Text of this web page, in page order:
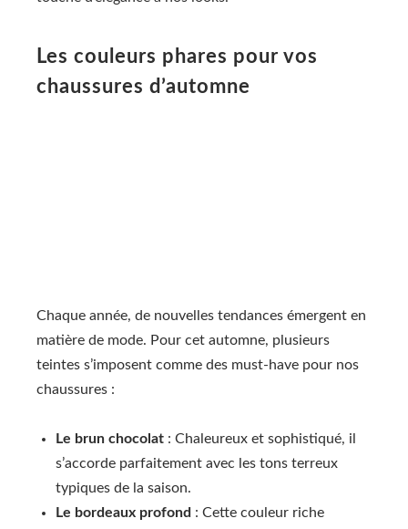
Les couleurs phares pour vos
chaussures d’automne
Chaque année, de nouvelles tendances émergent en
matière de mode. Pour cet automne, plusieurs
teintes s’imposent comme des must-have pour nos
chaussures :
Le brun chocolat : Chaleureux et sophistiqué, il
s’accorde parfaitement avec les tons terreux
typiques de la saison.
Le bordeaux profond : Cette couleur riche